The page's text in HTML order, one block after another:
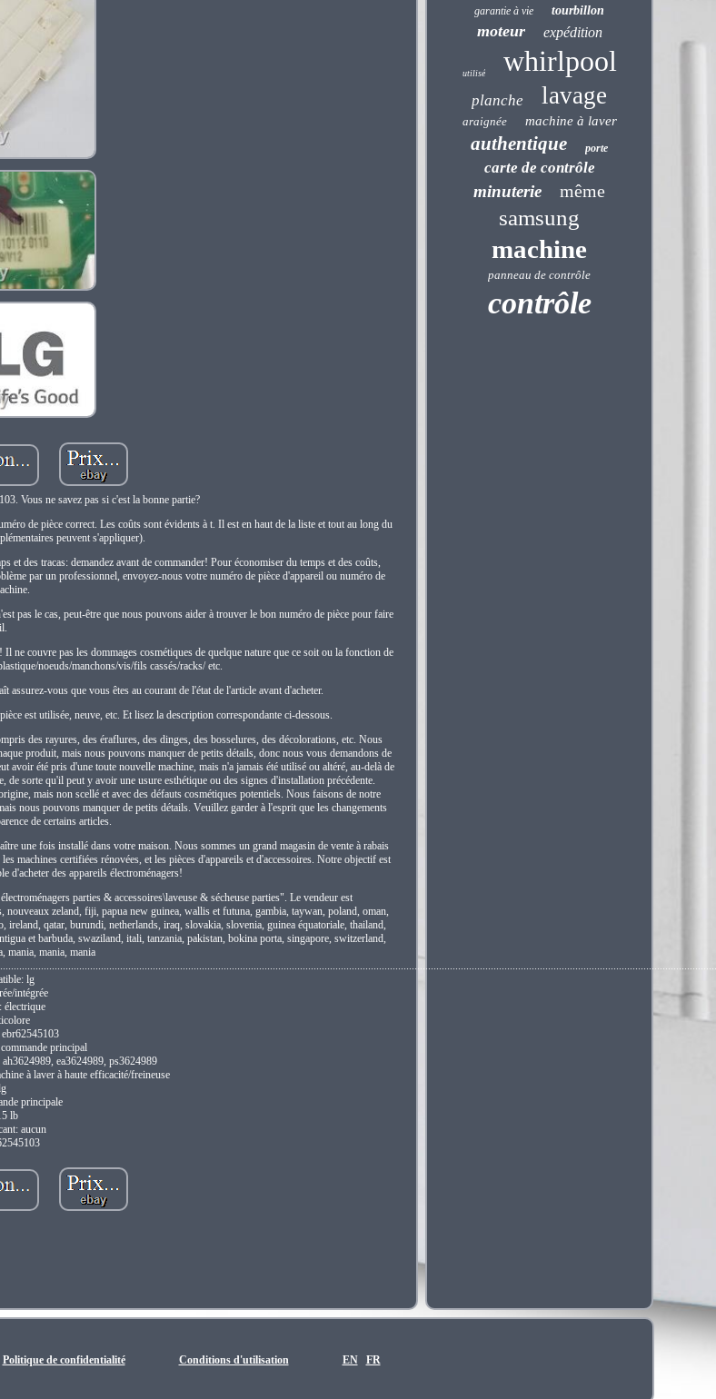
Vous ne savez pas si c'est la bonne partie?
de pièce correct. Les coûts sont évidents à t. Il est en haut de la liste et tout au long du
peuvent s'appliquer).
des tracas: demandez avant de commander! Pour économiser du temps et des coûts,
par un professionnel, envoyez-nous votre numéro de pièce d'appareil ou numéro de
pas le cas, peut-être que nous pouvons aider à trouver le bon numéro de pièce pour faire
couvre pas les dommages cosmétiques de quelque nature que ce soit ou la fonction de
noeuds/manchons/vis/fils cassés/racks/ etc.
vous que vous êtes au courant de l'état de l'article avant d'acheter.
est utilisée, neuve, etc. Et lisez la description correspondante ci-dessous.
des rayures, des éraflures, des dinges, des bosselures, des décolorations, etc. Nous
produit, mais nous pouvons manquer de petits détails, donc nous vous demandons de
été pris d'une toute nouvelle machine, mais n'a jamais été utilisé ou altéré, au-delà de
sorte qu'il peut y avoir une usure esthétique ou des signes d'installation précédente.
mais non scellé et avec des défauts cosmétiques potentiels. Nous faisons de notre
nous pouvons manquer de petits détails. Veuillez garder à l'esprit que les changements
de certains articles.
une fois installé dans votre maison. Nous sommes un grand magasin de vente à rabais
machines certifiées rénovées, et les pièces d'appareils et d'accessoires. Notre objectif est
d'acheter des appareils électroménagers!
parties & accessoires\laveuse & sécheuse parties". Le vendeur est
zeland, fiji, papua new guinea, wallis et futuna, gambia, taywan, poland, oman,
qatar, burundi, netherlands, iraq, slovakia, slovenia, guinea équatoriale, thailand,
et barbuda, swaziland, itali, tanzania, pakistan, bokina porta, singapore, switzerland,
mania, mania, mania
lg
intégrée
électrique
principal
ea3624989, ps3624989
à laver à haute efficacité/freineuse
principale
lb
aucun
garantie à vie tourbillon
moteur expédition
utilisé whirlpool
planche lavage
araignée machine à laver
authentique porte
carte de contrôle
minuterie même
samsung
machine
panneau de contrôle
contrôle
Politique de confidentialité Conditions d'utilisation EN FR